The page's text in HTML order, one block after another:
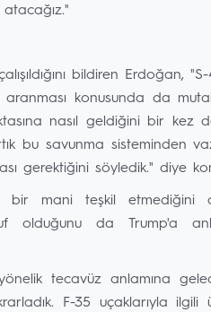
bildiren Erdoğan,
konusunda da
nasıl geldiğini bir kez
bu savunma sisteminden
gerektiğini söyledik." diye
bir mani teşkil etmediğini
olduğunu da Trump'a
tecavüz anlamına
F-35 uçaklarıyla ilgili